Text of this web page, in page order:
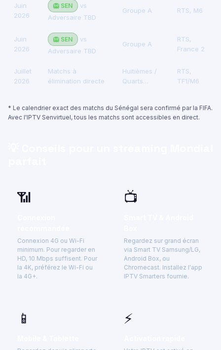
Juin
2026
🦁 SEN
vs
Adversaire TBD
Groupe A RTS, M6
Juin
2026
🦁 SEN
vs
Adversaire TBD
Groupe A
RTS,
France 2
Juillet
2026
Matchs à
élimination directe
Huitièmes /
Quarts…
RTS,
TF1/M6
* Le calendrier exact des matchs du Sénégal sera confirmé par la FIFA.
Avec l'IPTV Senvirtuel, tous les matchs sont accessibles en direct.
📶
Connexion 4G ou Wi-Fi
minimum. Pour regarder en
HD, 10 Mbps suffisent. Pour
la 4K, préférez le Wi-Fi ou
la 4G+.
📺
Regardez sur grand écran
via Smart TV Samsung/LG,
Android Box, ou
Chromecast. Installez l'app
IPTV Smarters fournie.
📱 ⚡